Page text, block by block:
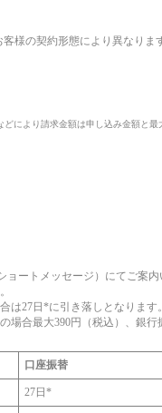
様の契約形態により異なりま
により請求金額は申し込み金額と最
ートメッセージ）にてご案内
は27日*に引き落しとなります。
合最大390円（税込）、銀
口座振替
27日*